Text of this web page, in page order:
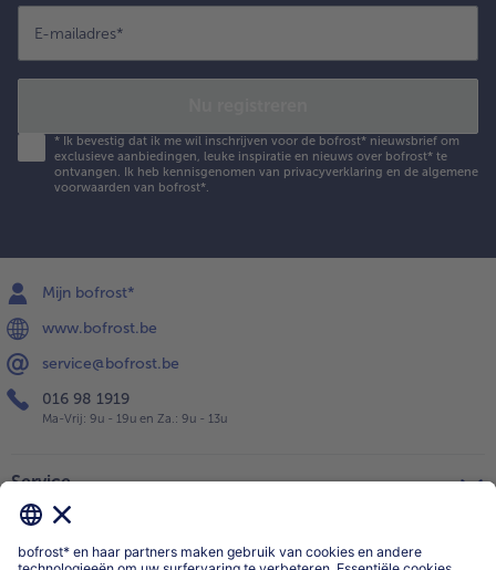
E-mailadres*
* Ik bevestig dat ik me wil inschrijven voor de bofrost* nieuwsbrief om
exclusieve aanbiedingen, leuke inspiratie en nieuws over bofrost* te
ontvangen. Ik heb kennisgenomen van privacyverklaring en de algemene
voorwaarden van bofrost*.
Mijn bofrost*
www.bofrost.be
service@bofrost.be
016 98 1919
Ma-Vrij: 9u - 19u en Za.: 9u - 13u
Service